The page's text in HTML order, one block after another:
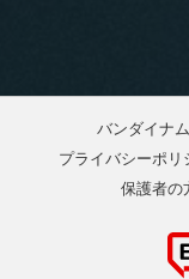
バンダイナ
プライバシーポリ
保護者の